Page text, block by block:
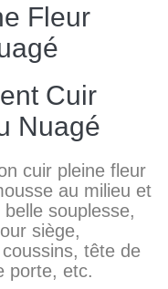
Fleur
Cuir
Nuagé
cuir pleine fleur
au milieu et
souplesse,
siège,
tête de
porte, etc.